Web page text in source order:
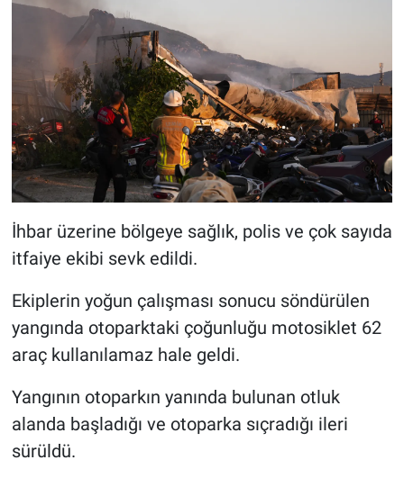
İhbar üzerine bölgeye sağlık, polis ve çok sayıda
itfaiye ekibi sevk edildi.
Ekiplerin yoğun çalışması sonucu söndürülen
yangında otoparktaki çoğunluğu motosiklet 62
araç kullanılamaz hale geldi.
Yangının otoparkın yanında bulunan otluk
alanda başladığı ve otoparka sıçradığı ileri
sürüldü.